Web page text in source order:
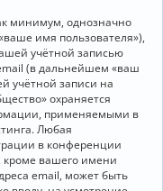
минимум, однозначно
имя пользователя»),
учётной записью
(в дальнейшем «ваш
учётной записи на
охраняется
применяемыми в
Любая
в конференции
кроме вашего имени
email, может быть